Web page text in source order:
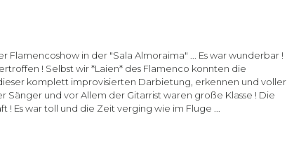
Flamencoshow in der "Sala Almoraima" ... Es war wunderbar !
! Selbst wir *Laien* des Flamenco konnten die
komplett improvisierten Darbietung, erkennen und voller
und vor Allem der Gitarrist waren große Klasse ! Die
Es war toll und die Zeit verging wie im Fluge ...